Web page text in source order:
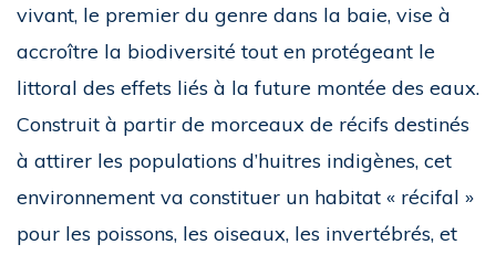
vivant, le premier du genre dans la baie, vise à
accroître la biodiversité tout en protégeant le
littoral des effets liés à la future montée des eaux.
Construit à partir de morceaux de récifs destinés
à attirer les populations d’huitres indigènes, cet
environnement va constituer un habitat « récifal »
pour les poissons, les oiseaux, les invertébrés, et